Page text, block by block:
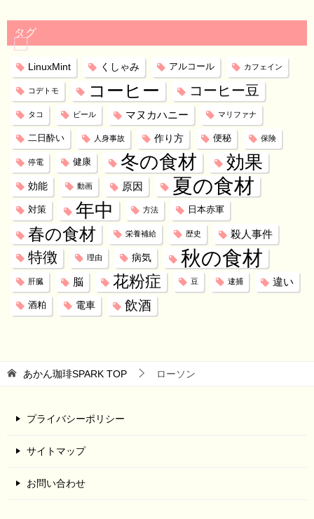
タグ
LinuxMint くしゃみ アルコール カフェイン
コデトモ コーヒー コーヒー豆
タコ ビール マヌカハニー マリファナ
二日酔い 人身事故 作り方 便秘 保険
停電 健康 冬の食材 効果
効能 動画 原因 夏の食材
対策 年中 方法 日本赤軍
春の食材 栄養補給 歴史 殺人事件
特徴 理由 病気 秋の食材
肝臓 脳 花粉症 豆 逮捕 違い
酒粕 電車 飲酒
あかん珈琲SPARK TOP ローソン
プライバシーポリシー
サイトマップ
お問い合わせ